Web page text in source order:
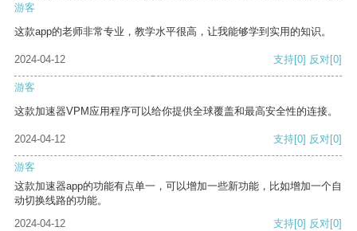
游客
这款app的老师非常专业，教学水平很高，让我能够学到实用的知识。
2024-04-12 支持[0] 反对[0]
游客
这款加速器VPM应用程序可以给你提供全球覆盖和最高安全性的连接。
2024-04-12 支持[0] 反对[0]
游客
这款加速器app的功能有点单一，可以增加一些新功能，比如增加一个自
动切换线路的功能。
2024-04-12
支持[0] 反对[0]